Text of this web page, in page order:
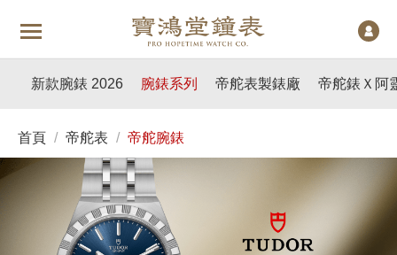
首頁 / 帝舵表 / 帝舵腕錶
新款腕錶 2026 腕錶系列 帝舵表製錶廠 帝舵錶Ｘ阿